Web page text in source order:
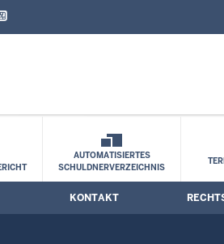
Kontaktformular
AUTOMATISIERTES
SCHULDNERVERZEICHNIS
KONTAKT